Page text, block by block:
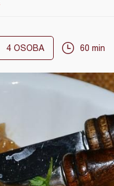
4 OSOBA 60 min